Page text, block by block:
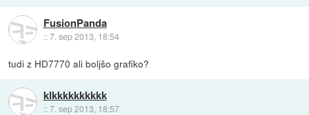
FusionPanda
::7. sep 2013, 18:54
tudi z HD7770 ali boljšo grafiko?
klkkkkkkkkkk
::7. sep 2013, 18:57